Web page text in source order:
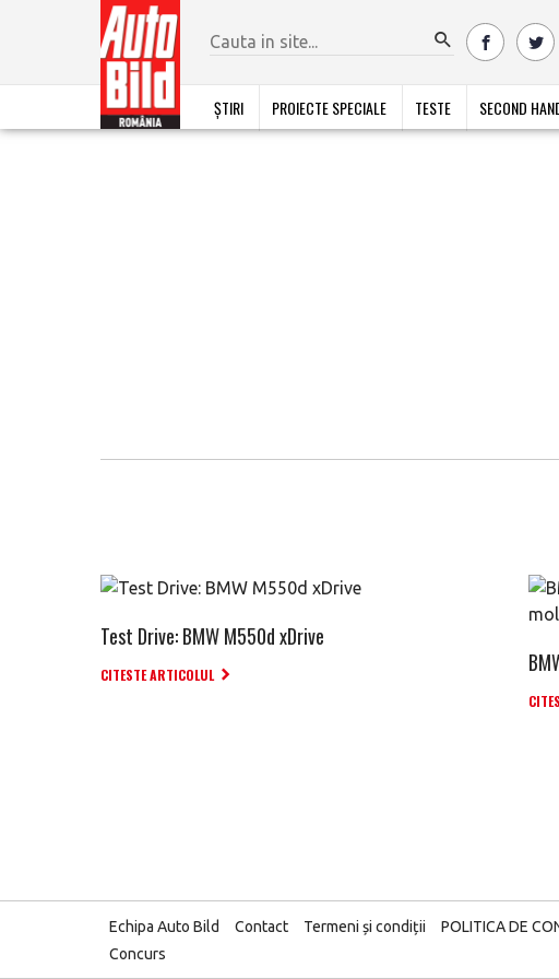
ȘTIRI PROIECTE SPECIALE TESTE SECOND
Test Drive: BMW M550d xDrive
CITESTE ARTICOLUL
Echipa Auto Bild Contact Termeni și condiții POLITICA DE
Concurs